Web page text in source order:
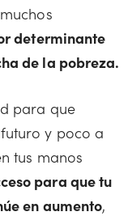
determinante
de la pobreza.
para que
y poco a
tus manos
para que tu
en aumento,